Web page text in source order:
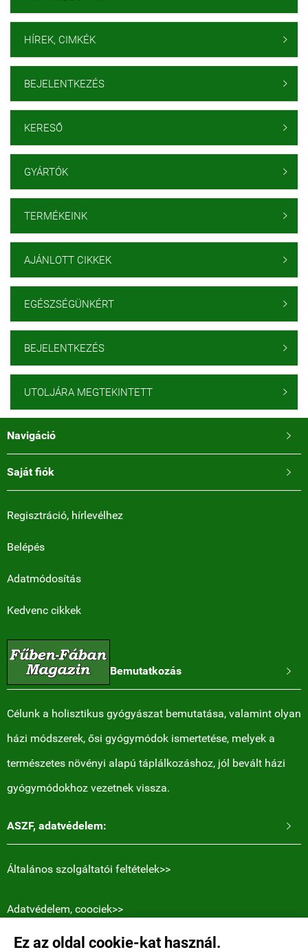
Ez az oldal cookie-kat használ.
HÍREK, CIMKÉK 
BEJELENTKEZÉS 
KERESŐ 
GYÁRTÓK 
TERMÉKEINK 
AJÁNLOTT CIKKEK 
EGÉSZSÉGÜNKÉRT 
BEJELENTKEZÉS 
UTOLJÁRA MEGTEKINTETT 
Navigáció 
Saját fiók 
Regisztráció, hírlevélhez
Belépés
Adatmódosítás
Kedvenc cikkek
Bemutatkozás 
Célunk a holisztikus gyógyászat bemutatása, valamint olyan
házi módszerek, ősi gyógymódok ismertetése, melyek a
természetes növényi alapú táplálkozáshoz, jól bevált házi
gyógymódokhoz vezetnek vissza.
ASZF, adatvédelem: 
Általános szolgáltatói feltételek>>
Adatvédelem, coociek>>
Elérhetőségek: